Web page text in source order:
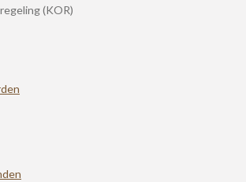
(KOR)